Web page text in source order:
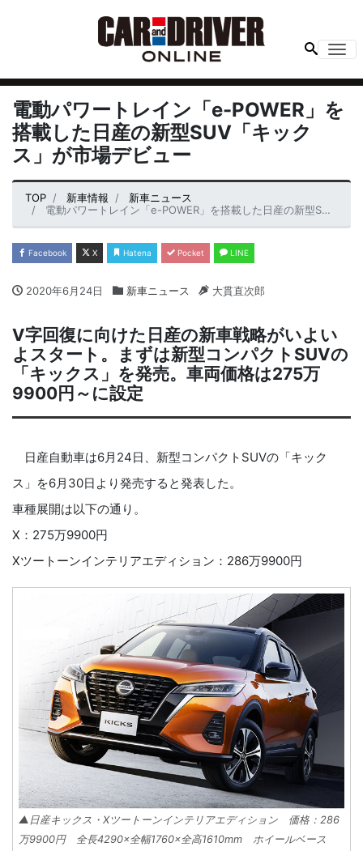
電動パワートレイン「e-POWER」を
搭載した日産の新型SUV「キック
ス」が市場デビュー
TOP 新車情報
新車ニュース
電動パワートレイン「e-POWER」を搭載した日産の新型SUV「キックス」が市場デビュー
Facebook X Hatena Pocket LINE
2020年6月24日 新車ニュース 大貫直次郎
V字回復に向けた日産の新車戦略がいよい
よスタート。まずは新型コンパクトSUVの
「キックス」を発売。車両価格は275万
9900円～に設定
日産自動車は6月24日、新型コンパクトSUVの「キック
ス」を6月30日より発売すると発表した。
車種展開は以下の通り。
X：275万9900円
Xツートーンインテリアエディション：286万9900円
▲日産キックス・Xツートーンインテリアエディション 価格：286
万9900円 全長4290×全幅1760×全高1610mm ホイールベース